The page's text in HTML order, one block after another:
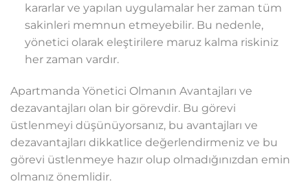
kararlar ve yapılan uygulamalar her zaman tüm
sakinleri memnun etmeyebilir. Bu nedenle,
yönetici olarak eleştirilere maruz kalma riskiniz
her zaman vardır.
Apartmanda Yönetici Olmanın Avantajları ve
dezavantajları olan bir görevdir. Bu görevi
üstlenmeyi düşünüyorsanız, bu avantajları ve
dezavantajları dikkatlice değerlendirmeniz ve bu
görevi üstlenmeye hazır olup olmadığınızdan emin
olmanız önemlidir.